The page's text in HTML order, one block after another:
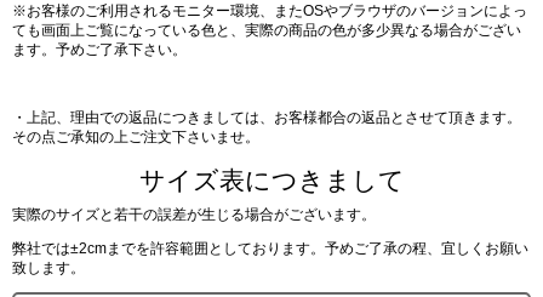
※お客様のご利用されるモニター環境、またOSやブラウザのバージョンによっ
ても画面上ご覧になっている色と、実際の商品の色が多少異なる場合がござい
ます。予めご了承下さい。
・上記、理由での返品につきましては、お客様都合の返品とさせて頂きます。
その点ご承知の上ご注文下さいませ。
サイズ表につきまして
実際のサイズと若干の誤差が生じる場合がございます。
弊社では±2cmまでを許容範囲としております。予めご了承の程、宜しくお願い
致します。